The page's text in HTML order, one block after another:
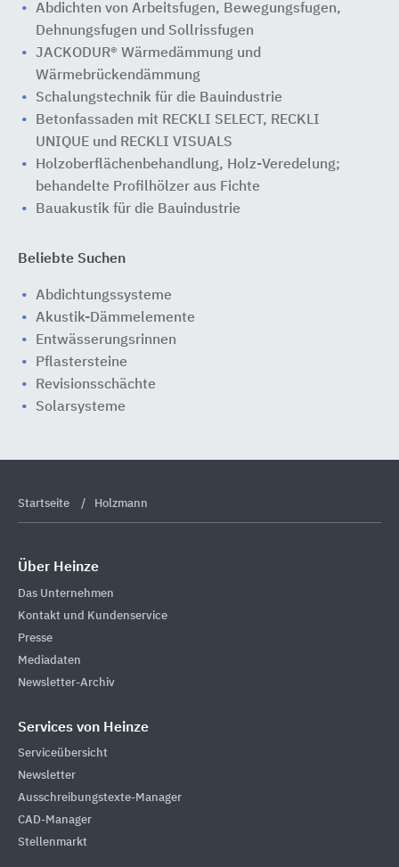
Abdichten von Arbeitsfugen, Bewegungsfugen,
Dehnungsfugen und Sollrissfugen
JACKODUR® Wärmedämmung und
Wärmebrückendämmung
Schalungstechnik für die Bauindustrie
Betonfassaden mit RECKLI SELECT, RECKLI
UNIQUE und RECKLI VISUALS
Holzoberflächenbehandlung, Holz-Veredelung;
behandelte Profilhölzer aus Fichte
Bauakustik für die Bauindustrie
Beliebte Suchen
Abdichtungssysteme
Akustik-Dämmelemente
Entwässerungsrinnen
Pflastersteine
Revisionsschächte
Solarsysteme
Startseite Holzmann
Über Heinze
Das Unternehmen
Kontakt und Kundenservice
Presse
Mediadaten
Newsletter-Archiv
Services von Heinze
Serviceübersicht
Newsletter
Ausschreibungstexte-Manager
CAD-Manager
Stellenmarkt